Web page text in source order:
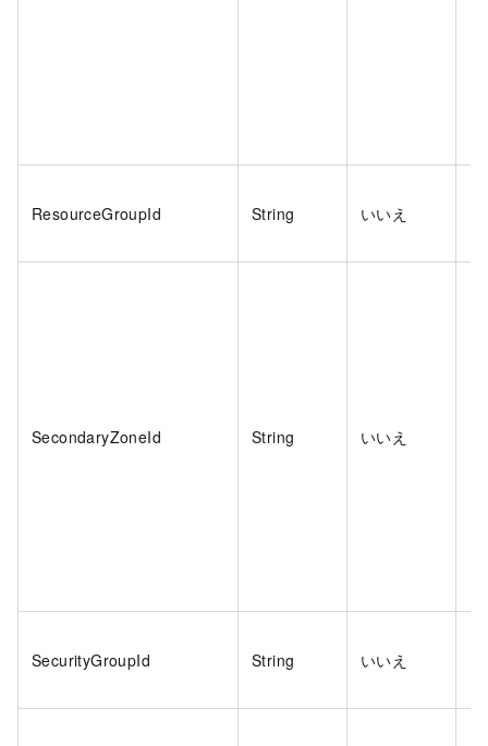
ResourceGroupId String いいえ
SecondaryZoneId String いいえ
SecurityGroupId String いいえ